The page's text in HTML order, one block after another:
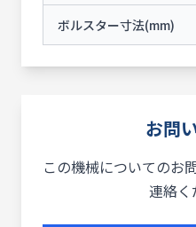
ボルスター寸法(mm)
お問
この機械についてのお
連絡く